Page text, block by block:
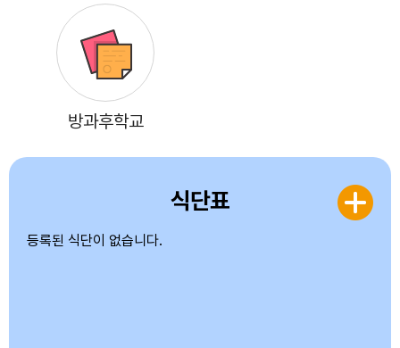
방과후학교
식단표
등록된 식단이 없습니다.